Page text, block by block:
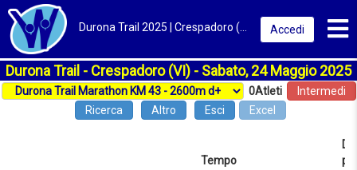
Accedi
Durona Trail - Crespadoro (VI) - Sabato, 24 Maggio 2025
0Atleti
Intermedi
Ricerca
Altro Esci Excel
Tempo